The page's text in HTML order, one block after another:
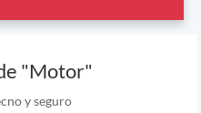
"Motor"
y seguro